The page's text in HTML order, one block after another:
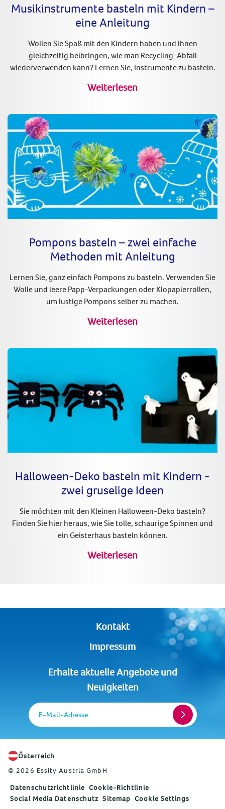
Musikinstrumente basteln mit Kindern –
eine Anleitung
Wollen Sie Spaß mit den Kindern haben und ihnen
gleichzeitig beibringen, wie man Recycling-Abfall
wiederverwenden kann? Lernen Sie, Instrumente zu basteln.
Weiterlesen
Pompons basteln – zwei einfache
Methoden mit Anleitung
Lernen Sie, ganz einfach Pompons zu basteln. Verwenden Sie
Wolle und leere Papp-Verpackungen oder Klopapierrollen,
um lustige Pompons selber zu machen.
Weiterlesen
Halloween-Deko basteln mit Kindern -
zwei gruselige Ideen
Sie möchten mit den Kleinen Halloween-Deko basteln?
Finden Sie hier heraus, wie Sie tolle, schaurige Spinnen und
ein Geisterhaus basteln können.
Weiterlesen
Kontakt
Impressum
Erhalte aktuelle Angebote und
Neuigkeiten
E-Mail-Adresse
Österreich
© 2026 Essity Austria GmbH
Datenschutzrichtlinie Cookie-Richtlinie
Social Media Datenschutz Sitemap Cookie Settings